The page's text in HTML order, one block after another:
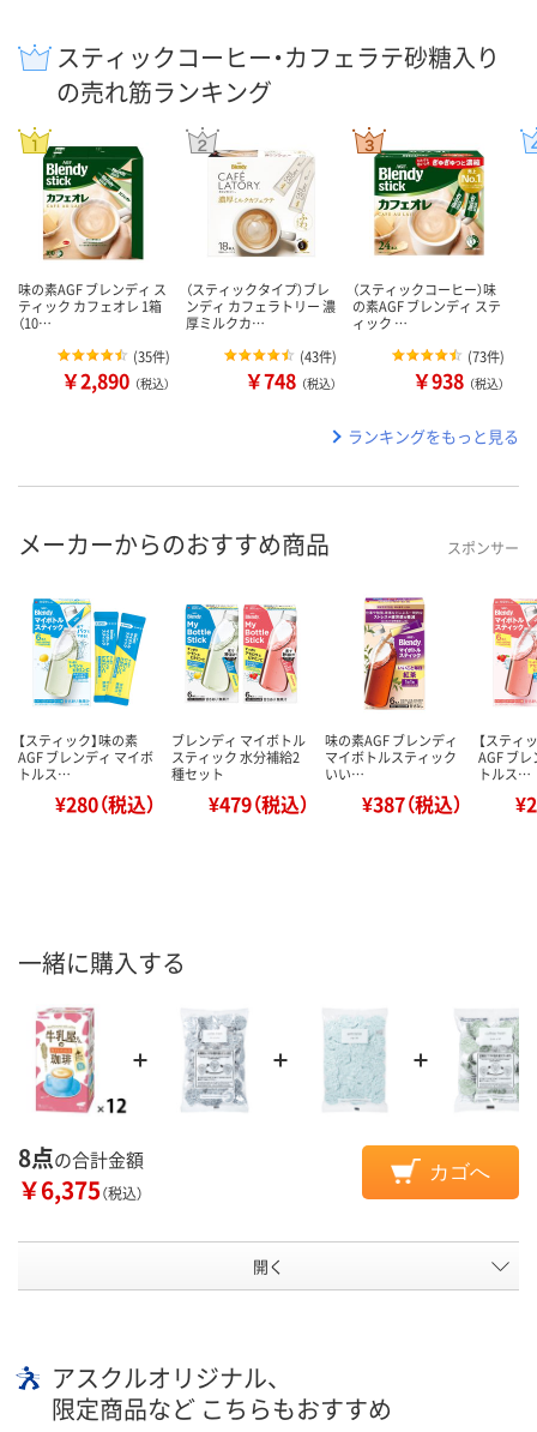
スティックコーヒー・カフェラテ砂糖入り
の売れ筋ランキング
味の素AGF ブレンディ ス
ティック カフェオレ 1箱
（10…
(35件)
￥2,890 （税込）
（スティックタイプ）ブレ
ンディ カフェラトリー 濃
厚ミルクカ…
(43件)
￥748 （税込）
（スティックコーヒー）味
の素AGF ブレンディ ステ
ィック …
(73件)
￥938 （税込）
ランキングをもっと見る
メーカーからのおすすめ商品 スポンサー
【スティック】味の素
AGF ブレンディ マイボ
トルス…
¥280（税込）
ブレンディ マイボトル
スティック 水分補給2
種セット
¥479（税込）
味の素AGF ブレンディ
マイボトルスティック
いい…
¥387（税込）
【スティ
AGF ブ
トルス…
一緒に購入する
8点の合計金額
￥6,375（税込）
カゴへ
開く
アスクルオリジナル、
限定商品など こちらもおすすめ